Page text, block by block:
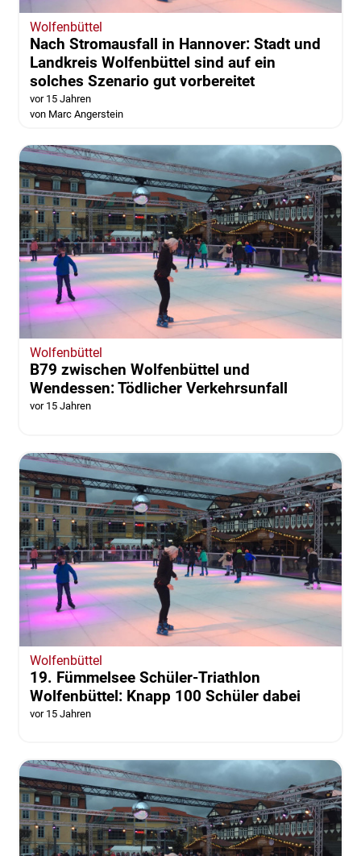
Wolfenbüttel
Nach Stromausfall in Hannover: Stadt und
Landkreis Wolfenbüttel sind auf ein
solches Szenario gut vorbereitet
vor 15 Jahren
von Marc Angerstein
Wolfenbüttel
B79 zwischen Wolfenbüttel und
Wendessen: Tödlicher Verkehrsunfall
vor 15 Jahren
Wolfenbüttel
19. Fümmelsee Schüler-Triathlon
Wolfenbüttel: Knapp 100 Schüler dabei
vor 15 Jahren